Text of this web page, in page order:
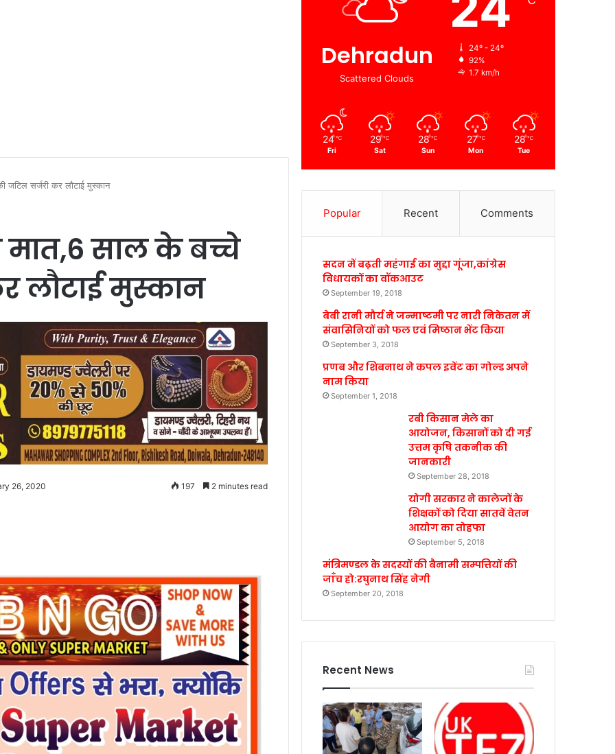
जटिल सर्जरी कर लौटाई मुस्कान
मात,6 साल के बच्चे
लौटाई मुस्कान
26, 2020 197 2 minutes read
Dehradun
Scattered Clouds
24º - 24º
92%
1.7 km/h
24 ℃
Fri
29 ℃
Sat
28 ℃
Sun
27 ℃
Mon
28 ℃
Tue
Popular Recent Comments
सदन में बढ़ती महंगाई का मुद्दा गूंजा,कांग्रेस
विधायकों का वॉकआउट
September 19, 2018
बेबी रानी मौर्य ने जन्माष्टमी पर नारी निकेतन में
संवासिनियों को फल एवं मिष्ठान भेंट किया
September 3, 2018
प्रणब और शिबनाथ ने कपल इवेंट का गोल्ड अपने
नाम किया
September 1, 2018
रबी किसान मेले का
आयोजन, किसानों को दी गई
उत्तम कृषि तकनीक की
जानकारी
September 28, 2018
योगी सरकार ने कालेजों के
शिक्षकों को दिया सातवें वेतन
आयोग का तोहफा
September 5, 2018
मंत्रिमण्डल के सदस्यों की बैनामी सम्पत्तियों की
जाँच हो:रघुनाथ सिंह नेगी
September 20, 2018
Recent News